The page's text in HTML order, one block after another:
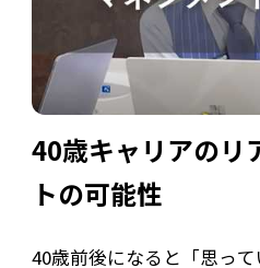
40歳キャリアのリ
トの可能性
40歳前後になると「思って